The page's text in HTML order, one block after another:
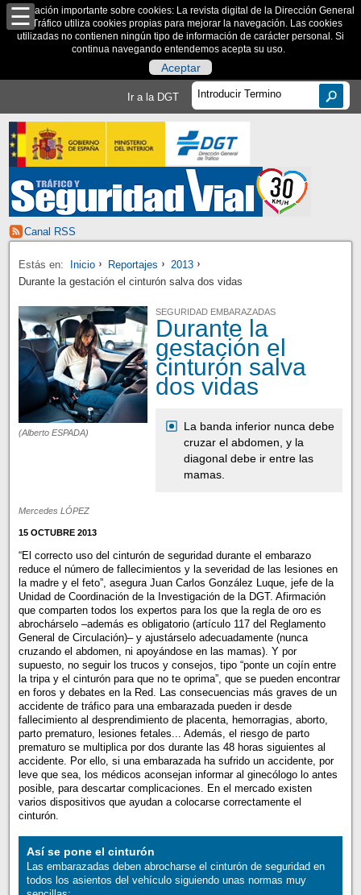
Información importante sobre cookies: La revista digital de la Dirección General
de Tráfico utiliza cookies propias para mejorar la navegación. Las cookies
utilizadas no contienen ningún tipo de información de carácter personal. Si
continua navegando entendemos acepta su uso.
Aceptar
Ir a la DGT
Canal RSS
Estás en: Inicio Reportajes
2013
Durante la gestación el cinturón salva dos vidas
(Alberto ESPADA)
SEGURIDAD EMBARAZADAS
Durante la
gestación el
cinturón salva
dos vidas
La banda inferior nunca debe
cruzar el abdomen, y la
diagonal debe ir entre las
mamas.
Mercedes LÓPEZ
15 OCTUBRE 2013
“El correcto uso del cinturón de seguridad durante el embarazo
reduce el número de fallecimientos y la severidad de las lesiones en
la madre y el feto”, asegura Juan Carlos González Luque, jefe de la
Unidad de Coordinación de la Investigación de la DGT. Afirmación
que comparten todos los expertos para los que la regla de oro es
abrochárselo –además es obligatorio (artículo 117 del Reglamento
General de Circulación)– y ajustárselo adecuadamente (nunca
cruzando el abdomen, ni apoyándose en las mamas). Y por
supuesto, no seguir los trucos y consejos, tipo “ponte un cojín entre
la tripa y el cinturón para que no te oprima”, que se pueden encontrar
en foros y debates en la Red. Las consecuencias más graves de un
accidente de tráfico para una embarazada pueden ir desde
fallecimiento al desprendimiento de placenta, hemorragias, aborto,
parto prematuro, lesiones fetales... Además, el riesgo de parto
prematuro se multiplica por dos durante las 48 horas siguientes al
accidente. Por ello, si una embarazada ha sufrido un accidente, por
leve que sea, los médicos aconsejan informar al ginecólogo lo antes
posible, para descartar complicaciones. En el mercado existen
varios dispositivos que ayudan a colocarse correctamente el
cinturón.
Así se pone el cinturón
Las embarazadas deben abrocharse el cinturón de seguridad en
todos los asientos del vehículo siguiendo unas normas muy